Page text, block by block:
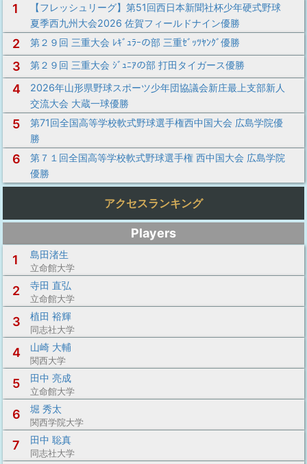
1
【フレッシュリーグ】第51回西日本新聞社杯少年硬式野球
夏季西九州大会2026 佐賀フィールドナイン優勝
2 第２９回 三重大会 ﾚｷﾞｭﾗｰの部 三重ｾﾞｯﾂﾔﾝｸﾞ優勝
3 第２９回 三重大会 ｼﾞｭﾆｱの部 打田タイガース優勝
4
2026年山形県野球スポーツ少年団協議会新庄最上支部新人
交流大会 大蔵一球優勝
5
第71回全国高等学校軟式野球選手権西中国大会 広島学院優
勝
6
第７１回全国高等学校軟式野球選手権 西中国大会 広島学院
優勝
アクセスランキング
Players
1
島田渚生
立命館大学
2 寺田 直弘
立命館大学
3 植田 裕輝
同志社大学
4 山崎 大輔
関西大学
5 田中 亮成
立命館大学
6 堀 秀太
関西学院大学
7 田中 聡真
同志社大学